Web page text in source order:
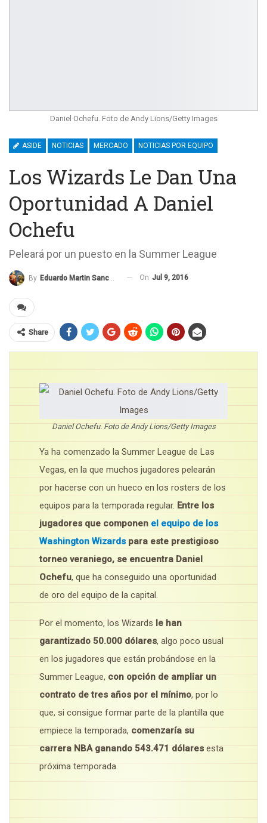
Daniel Ochefu. Foto de Andy Lions/Getty Images
ASIDE NOTICIAS MERCADO NOTICIAS POR EQUIPO
Los Wizards Le Dan Una
Oportunidad A Daniel
Ochefu
Peleará por un puesto en la Summer League
By Eduardo Martin Sanchez On Jul 9, 2016
Share
Daniel Ochefu. Foto de Andy Lions/Getty Images
Ya ha comenzado la Summer League de Las
Vegas, en la que muchos jugadores pelearán
por hacerse con un hueco en los rosters de los
equipos para la temporada regular. Entre los
jugadores que componen el equipo de los
Washington Wizards para este prestigioso
torneo veraniego, se encuentra Daniel
Ochefu, que ha conseguido una oportunidad
de oro del equipo de la capital.
Por el momento, los Wizards le han
garantizado 50.000 dólares, algo poco usual
en los jugadores que están probándose en la
Summer League, con opción de ampliar un
contrato de tres años por el mínimo, por lo
que, si consigue formar parte de la plantilla que
empiece la temporada, comenzaría su
carrera NBA ganando 543.471 dólares esta
próxima temporada.